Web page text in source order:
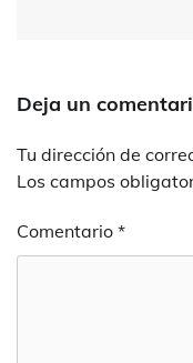
Deja un
Tu dirección de
Los campos
Comentario *